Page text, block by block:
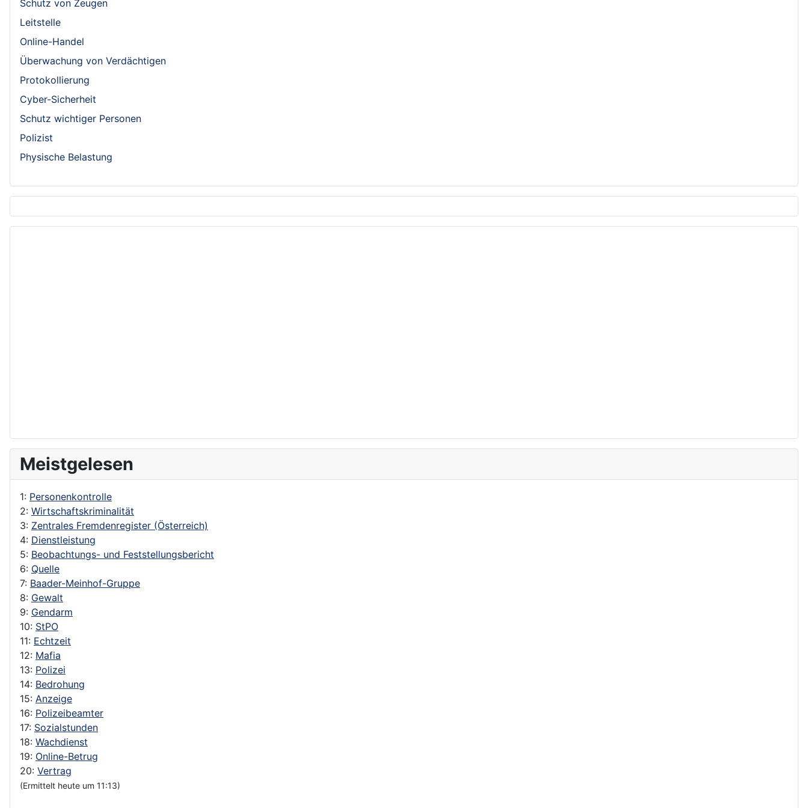
Schutz von Zeugen
Leitstelle
Online-Handel
Überwachung von Verdächtigen
Protokollierung
Cyber-Sicherheit
Schutz wichtiger Personen
Polizist
Physische Belastung
Meistgelesen
1: Personenkontrolle
2: Wirtschaftskriminalität
3: Zentrales Fremdenregister (Österreich)
4: Dienstleistung
5: Beobachtungs- und Feststellungsbericht
6: Quelle
7: Baader-Meinhof-Gruppe
8: Gewalt
9: Gendarm
10: StPO
11: Echtzeit
12: Mafia
13: Polizei
14: Bedrohung
15: Anzeige
16: Polizeibeamter
17: Sozialstunden
18: Wachdienst
19: Online-Betrug
20: Vertrag
(Ermittelt heute um 11:13)